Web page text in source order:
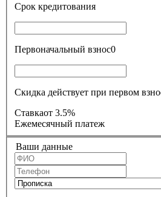
Срок кредитования
Первоначальный взнос0
Скидка действует при первом
Ставкаот 3.5%
Ежемесячный платеж
Ваши данные